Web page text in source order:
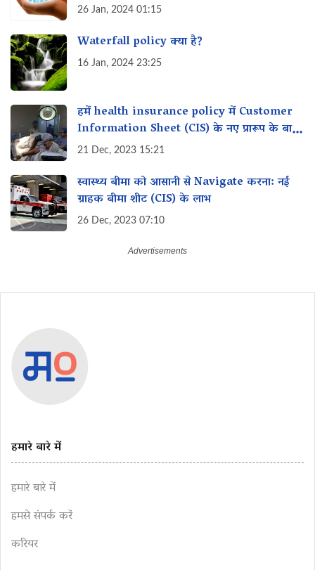
26 Jan, 2024 01:15
Waterfall policy क्या है?
16 Jan, 2024 23:25
हमें health insurance policy में Customer
Information Sheet (CIS) के नए प्रारूप के बारे
में क्या पता होना चाहिए?
21 Dec, 2023 15:21
स्वास्थ्य बीमा को आसानी से Navigate करना: नई
ग्राहक बीमा शीट (CIS) के लाभ
26 Dec, 2023 07:10
हमारे बारे में
हमारे बारे में
हमसे संपर्क करें
करियर